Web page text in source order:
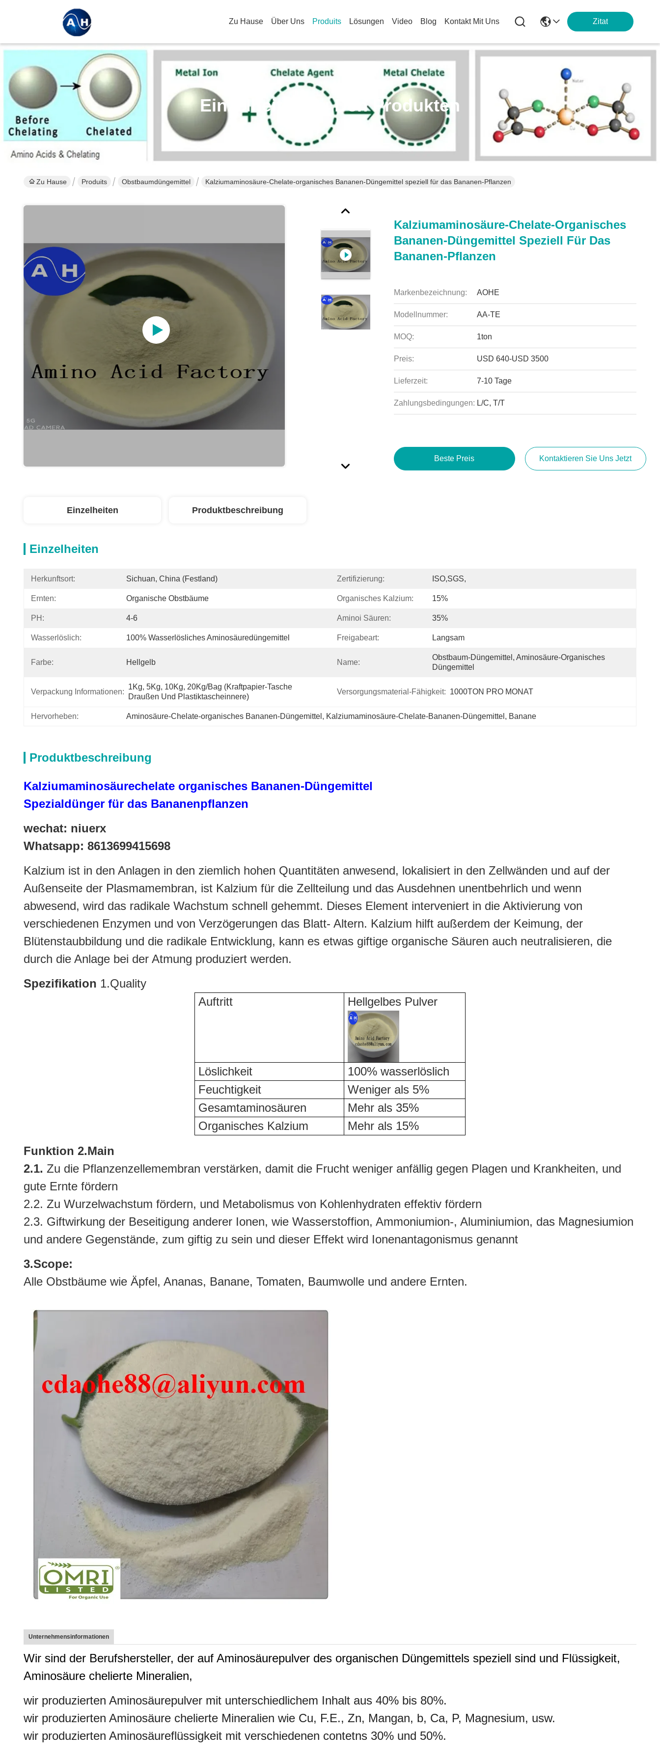
Zu Hause Über Uns Produits Lösungen Video Blog Kontakt Mit Uns Zitat
Einzelheiten Zu Den Produkten
Zu Hause Produits Obstbaumdüngemittel Kalziumaminosäure-Chelate-organisches Bananen-Düngemittel speziell für das Bananen-Pflanzen
Kalziumaminosäure-Chelate-Organisches
Bananen-Düngemittel Speziell Für Das
Bananen-Pflanzen
Markenbezeichnung: AOHE
Modellnummer: AA-TE
MOQ: 1ton
Preis: USD 640-USD 3500
Lieferzeit: 7-10 Tage
Zahlungsbedingungen: L/C, T/T
Beste Preis Kontaktieren Sie Uns Jetzt
Einzelheiten Produktbeschreibung
Einzelheiten
Herkunftsort: Sichuan, China (Festland) Zertifizierung: ISO,SGS,
Ernten: Organische Obstbäume Organisches Kalzium: 15%
PH: 4-6 Aminoi Säuren: 35%
Wasserlöslich: 100% Wasserlösliches Aminosäuredüngemittel Freigabeart: Langsam
Farbe: Hellgelb Name:
Obstbaum-Düngemittel, Aminosäure-Organisches
Düngemittel
Verpackung Informationen:
1Kg, 5Kg, 10Kg, 20Kg/Bag (Kraftpapier-Tasche
Draußen Und Plastiktascheinnere)
Versorgungsmaterial-Fähigkeit: 1000TON PRO MONAT
Hervorheben: Aminosäure-Chelate-organisches Bananen-Düngemittel , Kalziumaminosäure-Chelate-Bananen-Düngemittel , Banane
Produktbeschreibung
Kalziumaminosäurechelate organisches Bananen-Düngemittel
Spezialdünger für das Bananenpflanzen
wechat: niuerx
Whatsapp: 8613699415698
Kalzium ist in den Anlagen in den ziemlich hohen Quantitäten anwesend, lokalisiert in den Zellwänden und auf der
Außenseite der Plasmamembran, ist Kalzium für die Zellteilung und das Ausdehnen unentbehrlich und wenn
abwesend, wird das radikale Wachstum schnell gehemmt. Dieses Element interveniert in die Aktivierung von
verschiedenen Enzymen und von Verzögerungen das Blatt- Altern. Kalzium hilft außerdem der Keimung, der
Blütenstaubbildung und die radikale Entwicklung, kann es etwas giftige organische Säuren auch neutralisieren, die
durch die Anlage bei der Atmung produziert werden.
Spezifikation 1.Quality
Auftritt
Hellgelbes Pulver
Löslichkeit
100% wasserlöslich
Feuchtigkeit
Weniger als 5%
Gesamtaminosäuren
Mehr als 35%
Organisches Kalzium
Mehr als 15%
Funktion 2.Main
2.1. Zu die Pflanzenzellemembran verstärken, damit die Frucht weniger anfällig gegen Plagen und Krankheiten, und
gute Ernte fördern
2.2. Zu Wurzelwachstum fördern, und Metabolismus von Kohlenhydraten effektiv fördern
2.3. Giftwirkung der Beseitigung anderer Ionen, wie Wasserstoffion, Ammoniumion-, Aluminiumion, das Magnesiumion
und andere Gegenstände, zum giftig zu sein und dieser Effekt wird Ionenantagonismus genannt
3.Scope:
Alle Obstbäume wie Äpfel, Ananas, Banane, Tomaten, Baumwolle und andere Ernten.
Unternehmensinformationen
Wir sind der Berufshersteller, der auf Aminosäurepulver des organischen Düngemittels speziell sind und Flüssigkeit,
Aminosäure chelierte Mineralien,
wir produzierten Aminosäurepulver mit unterschiedlichem Inhalt aus 40% bis 80%.
wir produzierten Aminosäure chelierte Mineralien wie Cu, F.E., Zn, Mangan, b, Ca, P, Magnesium, usw.
wir produzierten Aminosäureflüssigkeit mit verschiedenen contetns 30% und 50%.